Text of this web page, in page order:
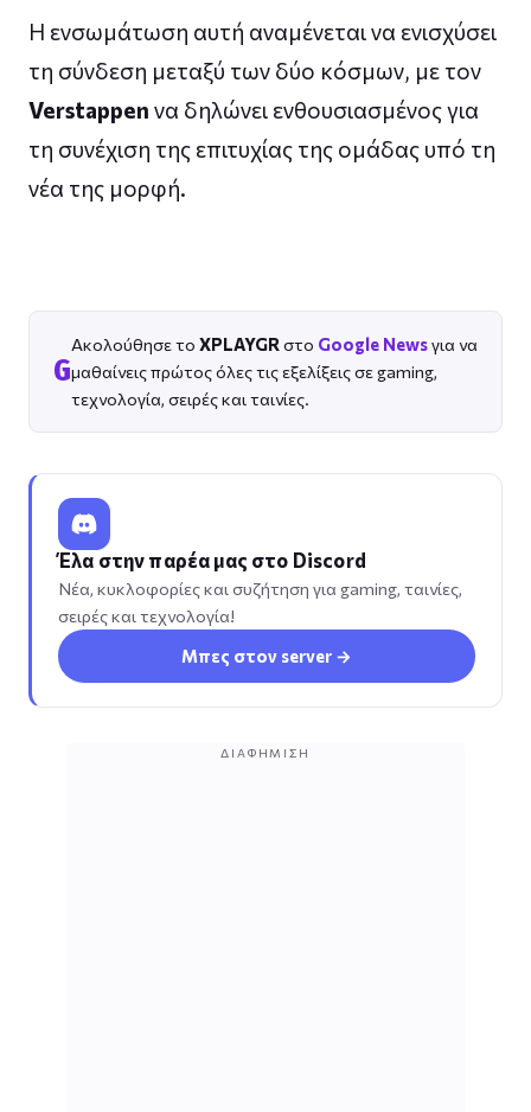
Η ενσωμάτωση αυτή αναμένεται να ενισχύσει
τη σύνδεση μεταξύ των δύο κόσμων, με τον
Verstappen να δηλώνει ενθουσιασμένος για
τη συνέχιση της επιτυχίας της ομάδας υπό τη
νέα της μορφή.
G
Ακολούθησε το XPLAYGR στο Google Newsγια να
μαθαίνεις πρώτος όλες τις εξελίξεις σε gaming,
τεχνολογία, σειρές και ταινίες.
Έλα στην παρέα μας στο Discord
Νέα, κυκλοφορίες και συζήτηση για gaming, ταινίες,
σειρές και τεχνολογία!
Μπες στον server →
ΔΙΑΦΉΜΙΣΗ